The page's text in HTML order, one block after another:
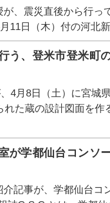
、震災直後から行っ
11日（木）付の河
う、登米市登米町
4月8日（土）に宮城
た蔵の設計図面を作
が学都仙台コンソ
記事が、学都仙台コ